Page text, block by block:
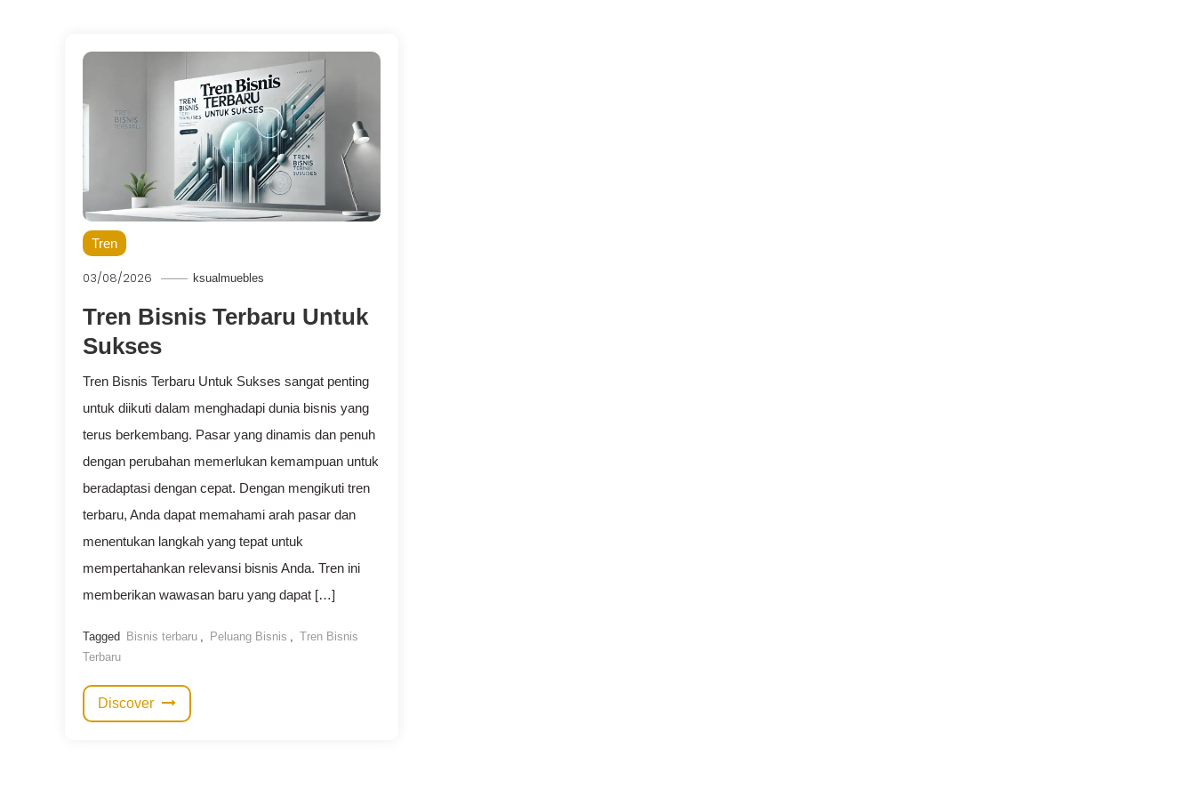
Tren
03/08/2026 ksualmuebles
Tren Bisnis Terbaru Untuk
Sukses
Tren Bisnis Terbaru Untuk Sukses sangat penting
untuk diikuti dalam menghadapi dunia bisnis yang
terus berkembang. Pasar yang dinamis dan penuh
dengan perubahan memerlukan kemampuan untuk
beradaptasi dengan cepat. Dengan mengikuti tren
terbaru, Anda dapat memahami arah pasar dan
menentukan langkah yang tepat untuk
mempertahankan relevansi bisnis Anda. Tren ini
memberikan wawasan baru yang dapat […]
Tagged Bisnis terbaru , Peluang Bisnis , Tren Bisnis
Terbaru
Discover